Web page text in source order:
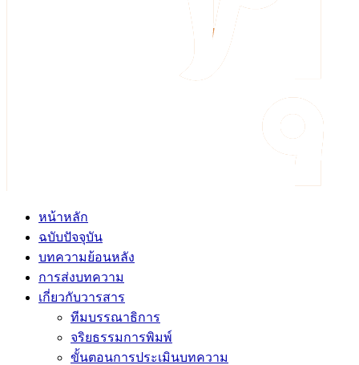
หน้าหลัก
ฉบับปัจจุบัน
บทความย้อนหลัง
การส่งบทความ
เกี่ยวกับวารสาร
ทีมบรรณาธิการ
จริยธรรมการพิมพ์
ขั้นตอนการประเมินบทความ